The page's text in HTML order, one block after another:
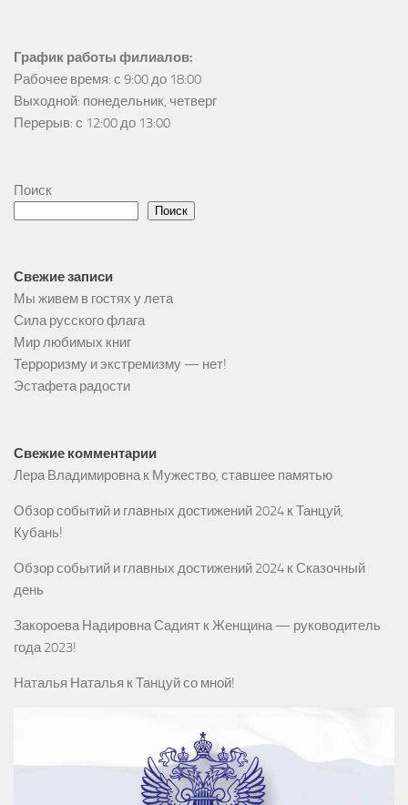
График работы филиалов:
Рабочее время: с 9:00 до 18:00
Выходной: понедельник, четверг
Перерыв: с 12:00 до 13:00
Поиск
Поиск
Свежие записи
Мы живем в гостях у лета
Сила русского флага
Мир любимых книг
Терроризму и экстремизму — нет!
Эстафета радости
Свежие комментарии
Лера Владимировнак Мужество, ставшее памятью
Обзор событий и главных достижений 2024 кТанцуй,
Кубань!
Обзор событий и главных достижений 2024 кСказочный
день
Закороева Надировна Садият кЖенщина — руководитель
года 2023!
Наталья Наталья кТанцуй со мной!